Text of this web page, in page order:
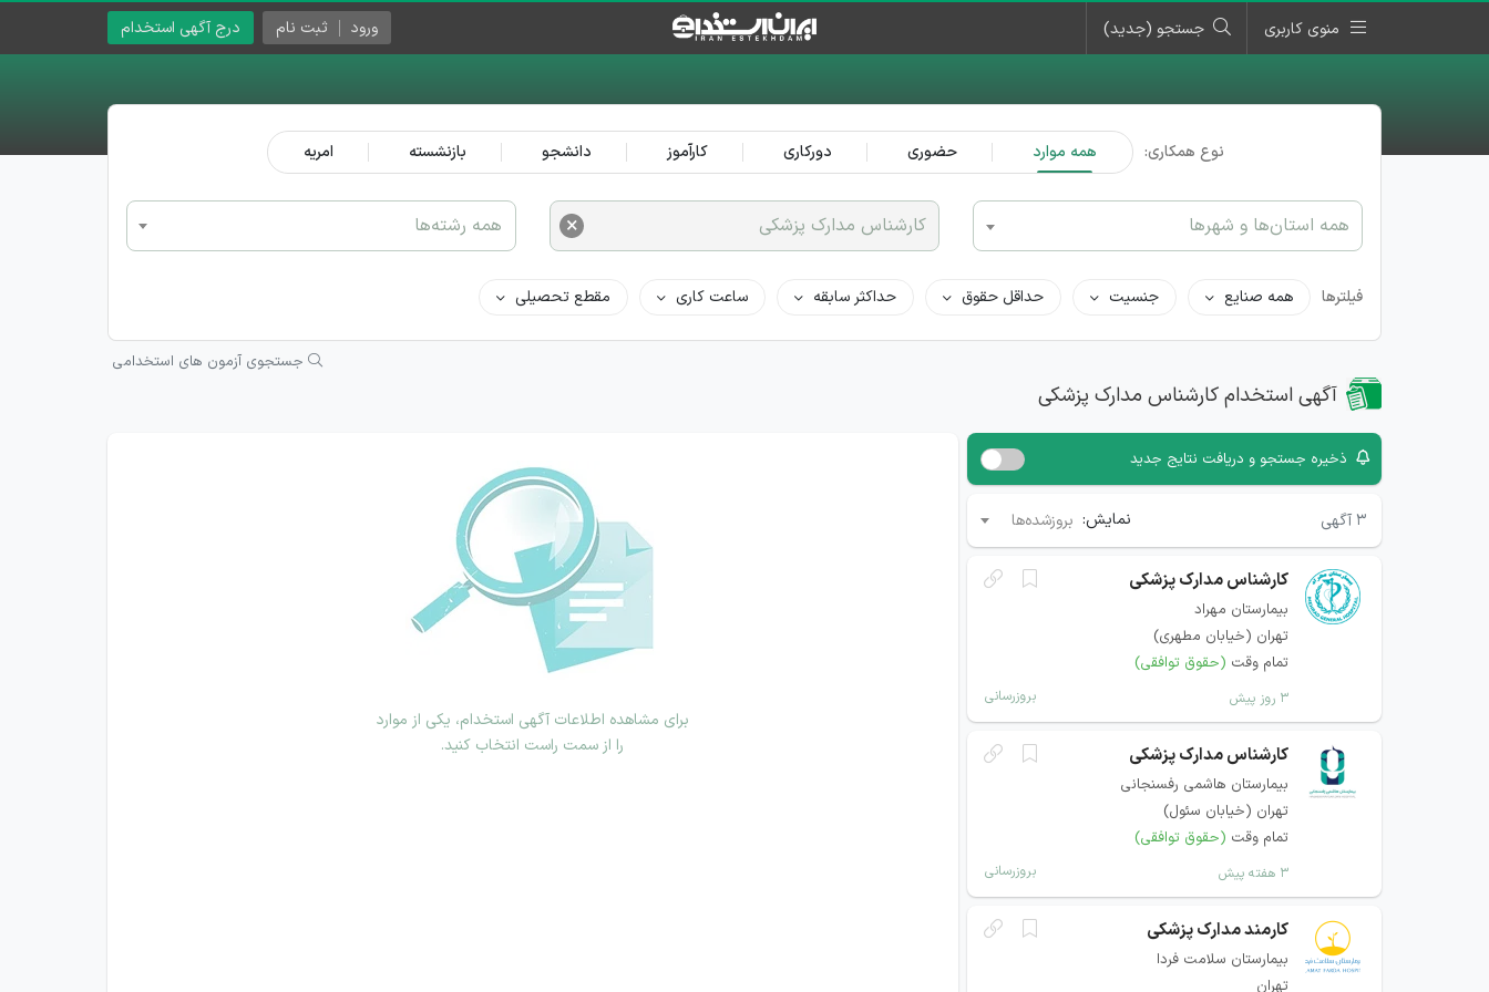
منوی کاربری جستجو (جدید) درج آگهی استخدام ورود ثبت نام
نوع همکاری: همه موارد حضوری دورکاری کارآموز دانشجو بازنشسته امریه
همه استان‌ها و شهرها کارشناس مدارک پزشکی × همه رشته‌ها
فیلترها همه صنایع جنسیت حداقل حقوق حداکثر سابقه ساعت کاری مقطع تحصیلی
جستجوی آزمون های استخدامی
آگهی استخدام کارشناس مدارک پزشکی
ذخیره جستجو و دریافت نتایج جدید
۳ آگهی نمایش: بروزشده‌ها
کارشناس مدارک پزشکی
بیمارستان مهراد
تهران (خيابان مطهری)
تمام وقت (حقوق توافقی)
۳ روز پیش بروزرسانی
کارشناس مدارک پزشکی
بیمارستان هاشمی رفسنجانی
تهران (خیابان سئول)
تمام وقت (حقوق توافقی)
۳ هفته پیش بروزرسانی
کارمند مدارک پزشکی
بيمارستان سلامت فردا
تهران
برای مشاهده اطلاعات آگهی استخدام، یکی از موارد
را از سمت راست انتخاب کنید.